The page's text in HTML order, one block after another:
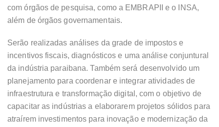
com órgãos de pesquisa, como a EMBRAPII e o INSA,
além de órgãos governamentais.
Serão realizadas análises da grade de impostos e
incentivos fiscais, diagnósticos e uma análise conjuntural
da indústria paraibana. Também será desenvolvido um
planejamento para coordenar e integrar atividades de
infraestrutura e transformação digital, com o objetivo de
capacitar as indústrias a elaborarem projetos sólidos para
atraírem investimentos para inovação e modernização da